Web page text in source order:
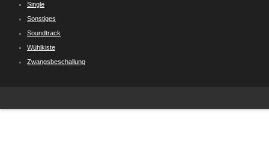
Single
Sonstiges
Soundtrack
Wühlkiste
Zwangsbeschallung